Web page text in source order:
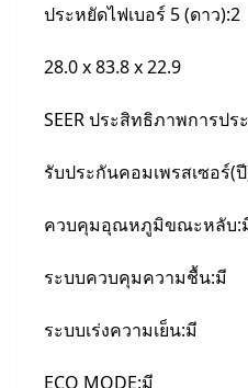
ประหยัดไฟเบอร์ 5 (ดาว):2
28.0 x 83.8 x 22.9
SEER ประสิทธิภาพการปร
รับประกันคอมเพรสเซอร์(
ควบคุมอุณหภูมิขณะหลับ:
ระบบควบคุมความชื้น:มี
ระบบเร่งความเย็น:มี
ECO MODE:มี